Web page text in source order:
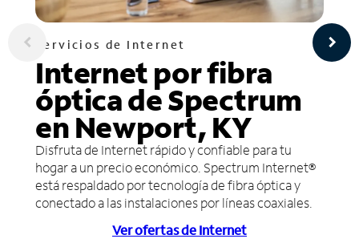
Servicios de Internet
Internet por fibra
óptica de Spectrum
en Newport, KY
Disfruta de Internet rápido y confiable para tu
hogar a un precio económico. Spectrum Internet®
está respaldado por tecnología de fibra óptica y
conectado a las instalaciones por líneas coaxiales.
Ver ofertas de Internet